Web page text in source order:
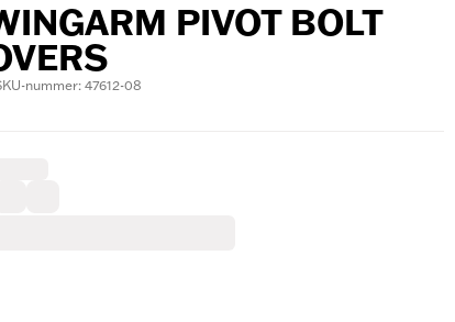
PIVOT BOLT
nummer: 47612-08